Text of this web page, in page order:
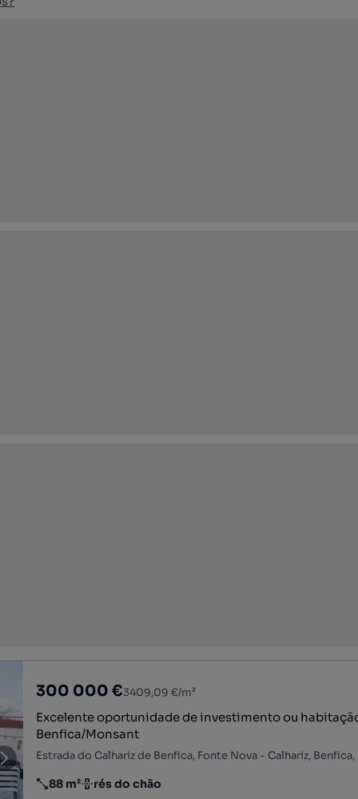
300 000 €3409,09 €/m²
Excelente oportunidade de investimento ou
Benfica/Monsant
Preço por metro quadrado
88 m²
Andar rés do chão